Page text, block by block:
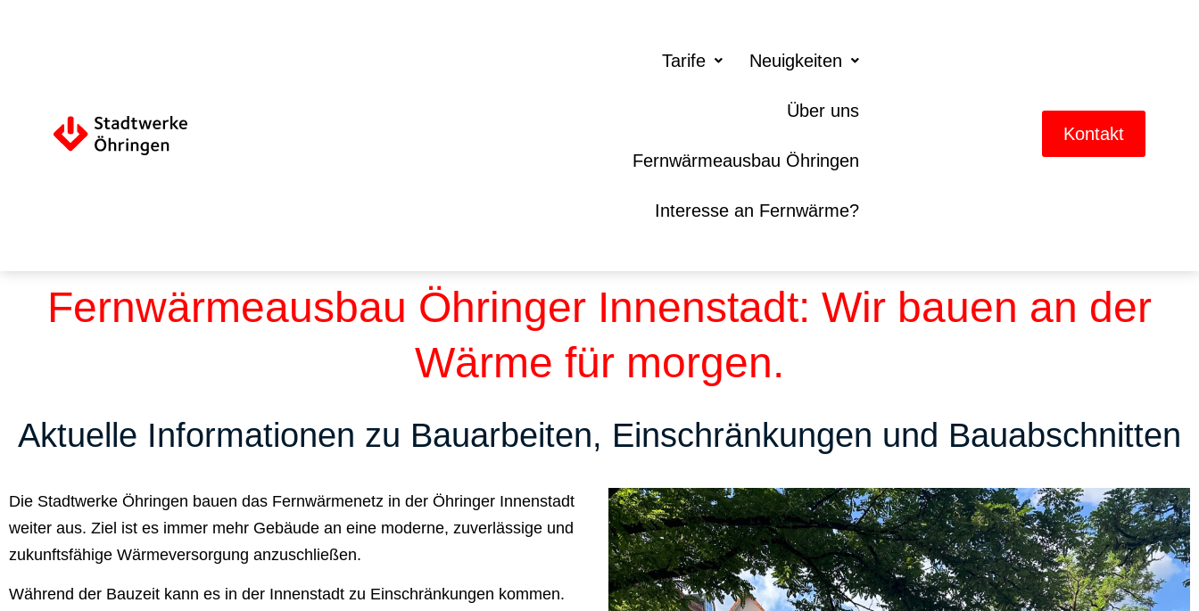
Tarife Neuigkeiten
Über uns
Fernwärmeausbau Öhringen
Interesse an Fernwärme?
Kontakt
Fernwärmeausbau Öhringer Innenstadt: Wir bauen an der
Wärme für morgen.
Aktuelle Informationen zu Bauarbeiten, Einschränkungen und Bauabschnitten
Die Stadtwerke Öhringen bauen das Fernwärmenetz in der Öhringer Innenstadt
weiter aus. Ziel ist es immer mehr Gebäude an eine moderne, zuverlässige und
zukunftsfähige Wärmeversorgung anzuschließen.
Während der Bauzeit kann es in der Innenstadt zu Einschränkungen kommen.